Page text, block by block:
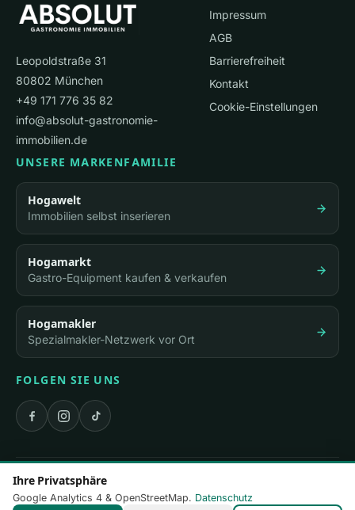
Leopoldstraße 31
80802 München
+49 171 776 35 82
info@absolut-gastronomie-
immobilien.de
Impressum
AGB
Barrierefreiheit
Kontakt
Cookie-Einstellungen
UNSERE MARKENFAMILIE
Hogawelt
Immobilien selbst inserieren
Hogamarkt
Gastro-Equipment kaufen & verkaufen
Hogamakler
Spezialmakler-Netzwerk vor Ort
FOLGEN SIE UNS
© 2026 Absolut Gastronomie Immobilien · Inhaber: Heiko
Genzlinger
Ihre Privatsphäre
Google Analytics 4 & OpenStreetMap. Datenschutz